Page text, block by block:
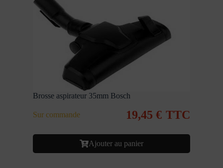
Brosse aspirateur 35mm Bosch
Sur commande 19,45 € TTC
Ajouter au panier